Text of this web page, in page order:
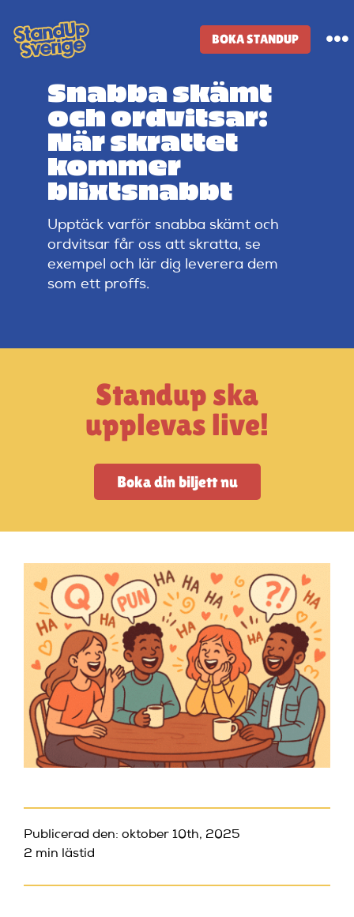
to
content
BOKA STANDUP
Standup-butik
Komiker
Lineup
Tidigare lineup
StandUpSverige PODDEN
Vanliga frågor
Mitt konto
Snabba skämt
och ordvitsar:
När skrattet
kommer
blixtsnabbt
Upptäck varför snabba skämt och
ordvitsar får oss att skratta, se
exempel och lär dig leverera dem
som ett proffs.
Standup ska
upplevas live!
Boka din biljett nu
Publicerad den: oktober 10th, 2025
2 min lästid